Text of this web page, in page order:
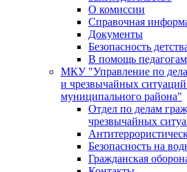
О комиссии
Справочная
Документы
Безопасность
В помощь педагогам
МКУ "Управление по
и чрезвычайных
муниципального района"
Отдел по делам
чрезвычайных
Безопасность на
Гражданская